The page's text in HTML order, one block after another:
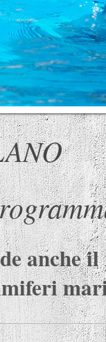
anche